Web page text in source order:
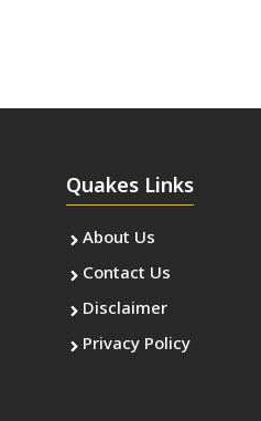
Quakes Links
About Us
Contact Us
Disclaimer
Privacy Policy